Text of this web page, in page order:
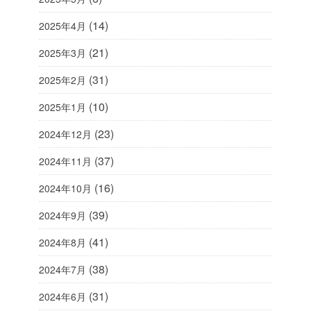
2025年4月 (14)
2025年3月 (21)
2025年2月 (31)
2025年1月 (10)
2024年12月 (23)
2024年11月 (37)
2024年10月 (16)
2024年9月 (39)
2024年8月 (41)
2024年7月 (38)
2024年6月 (31)